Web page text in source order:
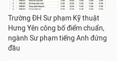
Trường ĐH Sư phạm Kỹ thuật
Hưng Yên công bố điểm chuẩn,
ngành Sư phạm tiếng Anh đứng
đầu